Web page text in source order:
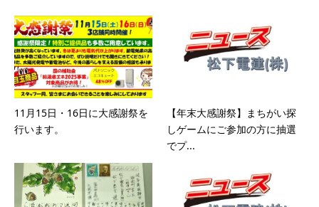
11月15日・16日に大感謝祭を
行います。
【年末大感謝祭】まちがい探
しゲームにご参加の方に抽選
でプ...